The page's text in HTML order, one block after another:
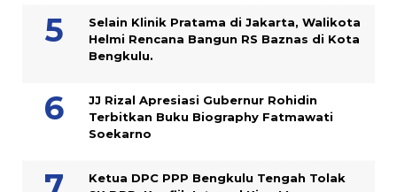
Selain Klinik Pratama di Jakarta, Walikota
Helmi Rencana Bangun RS Baznas di Kota
Bengkulu.
JJ Rizal Apresiasi Gubernur Rohidin
Terbitkan Buku Biography Fatmawati
Soekarno
Ketua DPC PPP Bengkulu Tengah Tolak